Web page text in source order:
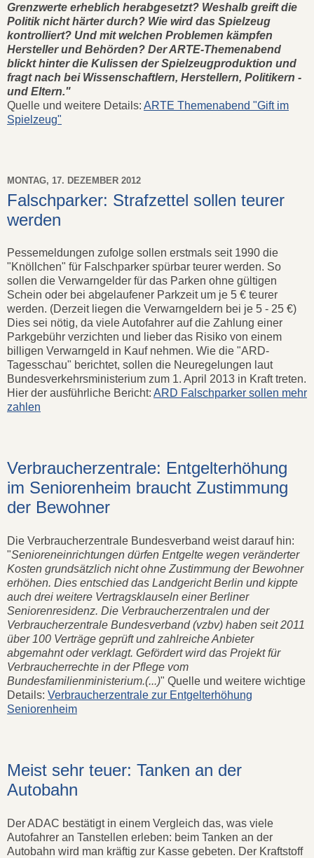
Grenzwerte erheblich herabgesetzt? Weshalb greift die
Politik nicht härter durch? Wie wird das Spielzeug
kontrolliert? Und mit welchen Problemen kämpfen
Hersteller und Behörden? Der ARTE-Themenabend
blickt hinter die Kulissen der Spielzeugproduktion und
fragt nach bei Wissenschaftlern, Herstellern, Politikern -
und Eltern."
Quelle und weitere Details: ARTE Themenabend "Gift im
Spielzeug"
MONTAG, 17. DEZEMBER 2012
Falschparker: Strafzettel sollen teurer
werden
Pessemeldungen zufolge sollen erstmals seit 1990 die
"Knöllchen" für Falschparker spürbar teurer werden. So
sollen die Verwarngelder für das Parken ohne gültigen
Schein oder bei abgelaufener Parkzeit um je 5 € teurer
werden. (Derzeit liegen die Verwarngeldern bei je 5 - 25 €)
Dies sei nötig, da viele Autofahrer auf die Zahlung einer
Parkgebühr verzichten und lieber das Risiko von einem
billigen Verwarngeld in Kauf nehmen. Wie die "ARD-
Tagesschau" berichtet, sollen die Neuregelungen laut
Bundesverkehrsministerium zum 1. April 2013 in Kraft treten.
Hier der ausführliche Bericht: ARD Falschparker sollen mehr
zahlen
Verbraucherzentrale: Entgelterhöhung
im Seniorenheim braucht Zustimmung
der Bewohner
Die Verbraucherzentrale Bundesverband weist darauf hin:
"Senioreneinrichtungen dürfen Entgelte wegen veränderter
Kosten grundsätzlich nicht ohne Zustimmung der Bewohner
erhöhen. Dies entschied das Landgericht Berlin und kippte
auch drei weitere Vertragsklauseln einer Berliner
Seniorenresidenz. Die Verbraucherzentralen und der
Verbraucherzentrale Bundesverband (vzbv) haben seit 2011
über 100 Verträge geprüft und zahlreiche Anbieter
abgemahnt oder verklagt. Gefördert wird das Projekt für
Verbraucherrechte in der Pflege vom
Bundesfamilienministerium.(...)" Quelle und weitere wichtige
Details: Verbraucherzentrale zur Entgelterhöhung
Seniorenheim
Meist sehr teuer: Tanken an der
Autobahn
Der ADAC bestätigt in einem Vergleich das, was viele
Autofahrer an Tanstellen erleben: beim Tanken an der
Autobahn wird man kräftig zur Kasse gebeten. Der Kraftstoff